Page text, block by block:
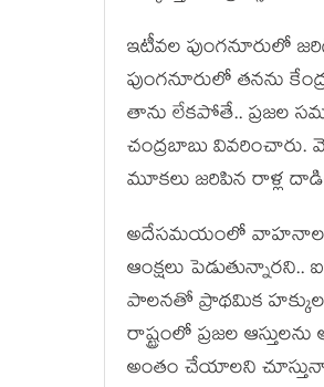
ఇటీవ‌ల పుంగ‌నూరులో
పుంగ‌నూరులో త‌న‌ను
తాను లేక‌పోతే.. ప్ర‌జ‌ల
చంద్ర‌బాబు వివ‌రించారు.
మూక‌లు జ‌రిపిన రాళ్ల
అదేస‌మ‌యంలో వాహ‌నాల‌కు
ఆంక్ష‌లు
పాల‌న‌తో ప్రాథ‌మిక
రాష్ట్రంలో ప్ర‌జ‌ల
అంతం చేయాల‌ని